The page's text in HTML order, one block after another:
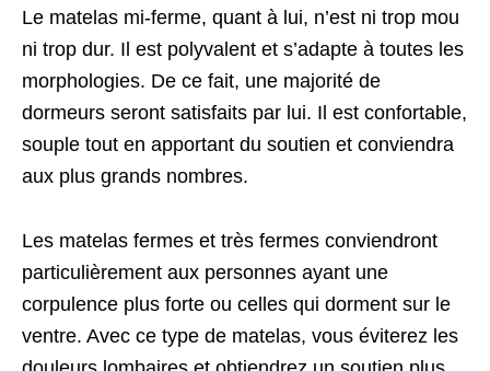
Le matelas mi-ferme, quant à lui, n’est ni trop mou
ni trop dur. Il est polyvalent et s’adapte à toutes les
morphologies. De ce fait, une majorité de
dormeurs seront satisfaits par lui. Il est confortable,
souple tout en apportant du soutien et conviendra
aux plus grands nombres.
Les matelas fermes et très fermes conviendront
particulièrement aux personnes ayant une
corpulence plus forte ou celles qui dorment sur le
ventre. Avec ce type de matelas, vous éviterez les